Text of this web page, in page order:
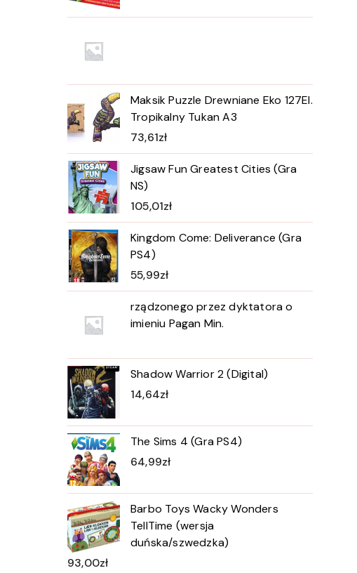
Maksik Puzzle Drewniane Eko 127El.
Tropikalny Tukan A3
73,61zł
Jigsaw Fun Greatest Cities (Gra
NS)
105,01zł
Kingdom Come: Deliverance (Gra
PS4)
55,99zł
rządzonego przez dyktatora o
imieniu Pagan Min.
Shadow Warrior 2 (Digital)
14,64zł
The Sims 4 (Gra PS4)
64,99zł
Barbo Toys Wacky Wonders
TellTime (wersja
duńska/szwedzka)
93,00zł